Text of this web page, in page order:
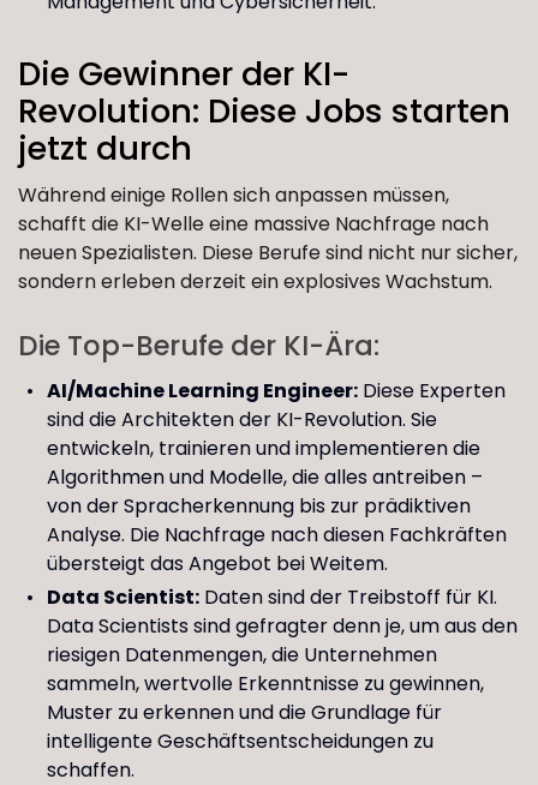
Die Gewinner der KI-
Revolution: Diese Jobs starten
jetzt durch
Während einige Rollen sich anpassen müssen,
schafft die KI-Welle eine massive Nachfrage nach
neuen Spezialisten. Diese Berufe sind nicht nur sicher,
sondern erleben derzeit ein explosives Wachstum.
Die Top-Berufe der KI-Ära:
AI/Machine Learning Engineer:Diese Experten
sind die Architekten der KI-Revolution. Sie
entwickeln, trainieren und implementieren die
Algorithmen und Modelle, die alles antreiben –
von der Spracherkennung bis zur prädiktiven
Analyse. Die Nachfrage nach diesen Fachkräften
übersteigt das Angebot bei Weitem.
Data Scientist:Daten sind der Treibstoff für KI.
Data Scientists sind gefragter denn je, um aus den
riesigen Datenmengen, die Unternehmen
sammeln, wertvolle Erkenntnisse zu gewinnen,
Muster zu erkennen und die Grundlage für
intelligente Geschäftsentscheidungen zu
schaffen.